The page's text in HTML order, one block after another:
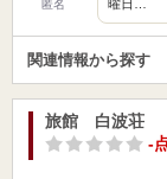
匿名 曜日…
関連情報から探す
旅館 白波荘
-